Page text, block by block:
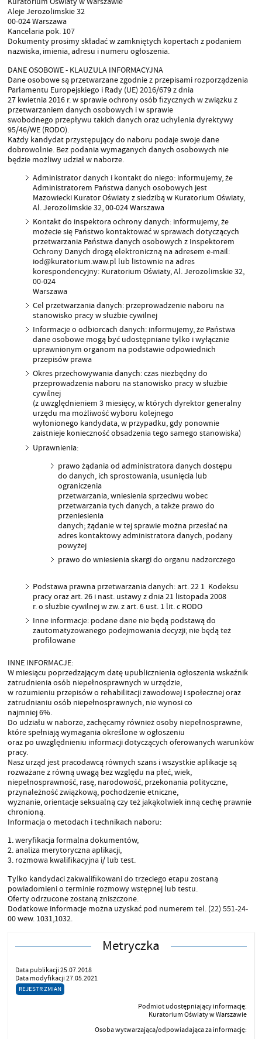
Aleje Jerozolimskie 32
00-024 Warszawa
Kancelaria pok. 107
Dokumenty prosimy składać w zamkniętych kopertach z podaniem
nazwiska, imienia, adresu i numeru ogłoszenia.
DANE OSOBOWE - KLAUZULA INFORMACYJNA
Dane osobowe są przetwarzane zgodnie z przepisami rozporządzenia
Parlamentu Europejskiego i Rady (UE) 2016/679 z dnia
27 kwietnia 2016 r. w sprawie ochrony osób ﬁzycznych w związku z
przetwarzaniem danych osobowych i w sprawie
swobodnego przepływu takich danych oraz uchylenia dyrektywy
95/46/WE (RODO).
Każdy kandydat przystępujący do naboru podaje swoje dane
dobrowolnie. Bez podania wymaganych danych osobowych nie
będzie możliwy udział w naborze.
Administrator danych i kontakt do niego: informujemy, że
Administratorem Państwa danych osobowych jest
Mazowiecki Kurator Oświaty z siedzibą w Kuratorium Oświaty,
Al. Jerozolimskie 32, 00-024 Warszawa
Kontakt do inspektora ochrony danych: informujemy, że
możecie się Państwo kontaktować w sprawach dotyczących
przetwarzania Państwa danych osobowych z Inspektorem
Ochrony Danych drogą elektroniczną na adresem e-mail:
iod@kuratorium.waw.pl lub listownie na adres
korespondencyjny: Kuratorium Oświaty, Al. Jerozolimskie 32,
00-024
Warszawa
Cel przetwarzania danych: przeprowadzenie naboru na
stanowisko pracy w służbie cywilnej
Informacje o odbiorcach danych: informujemy, że Państwa
dane osobowe mogą być udostępniane tylko i wyłącznie
uprawnionym organom na podstawie odpowiednich
przepisów prawa
Okres przechowywania danych: czas niezbędny do
przeprowadzenia naboru na stanowisko pracy w służbie
cywilnej
(z uwzględnieniem 3 miesięcy, w których dyrektor generalny
urzędu ma możliwość wyboru kolejnego
wyłonionego kandydata, w przypadku, gdy ponownie
zaistnieje konieczność obsadzenia tego samego stanowiska)
Uprawnienia:
prawo żądania od administratora danych dostępu
do danych, ich sprostowania, usunięcia lub
ograniczenia
przetwarzania, wniesienia sprzeciwu wobec
przetwarzania tych danych, a także prawo do
przeniesienia
danych; żądanie w tej sprawie można przesłać na
adres kontaktowy administratora danych, podany
powyżej
prawo do wniesienia skargi do organu nadzorczego
Podstawa prawna przetwarzania danych: art. 22 1 Kodeksu
pracy oraz art. 26 i nast. ustawy z dnia 21 listopada 2008
r. o służbie cywilnej w zw. z art. 6 ust. 1 lit. c RODO
Inne informacje: podane dane nie będą podstawą do
zautomatyzowanego podejmowania decyzji; nie będą też
proﬁlowane
INNE INFORMACJE:
W miesiącu poprzedzającym datę upublicznienia ogłoszenia wskaźnik
zatrudnienia osób niepełnosprawnych w urzędzie,
w rozumieniu przepisów o rehabilitacji zawodowej i społecznej oraz
zatrudnianiu osób niepełnosprawnych, nie wynosi co
najmniej 6%.
Do udziału w naborze, zachęcamy również osoby niepełnosprawne,
które spełniają wymagania określone w ogłoszeniu
oraz po uwzględnieniu informacji dotyczących oferowanych warunków
pracy.
Nasz urząd jest pracodawcą równych szans i wszystkie aplikacje są
rozważane z równą uwagą bez względu na płeć, wiek,
niepełnosprawność, rasę, narodowość, przekonania polityczne,
przynależność związkową, pochodzenie etniczne,
wyznanie, orientacje seksualną czy też jakąkolwiek inną cechę prawnie
chronioną.
Informacja o metodach i technikach naboru:
1. weryﬁkacja formalna dokumentów,
2. analiza merytoryczna aplikacji,
3. rozmowa kwaliﬁkacyjna i/ lub test.
Tylko kandydaci zakwaliﬁkowani do trzeciego etapu zostaną
powiadomieni o terminie rozmowy wstępnej lub testu.
Oferty odrzucone zostaną zniszczone.
Dodatkowe informacje można uzyskać pod numerem tel. (22) 551-24-
00 wew. 1031,1032.
Metryczka
Data publikacji 25.07.2018
Data modyfikacji 27.05.2021
REJESTR ZMIAN
Podmiot udostępniający informację:
Kuratorium Oświaty w Warszawie
Osoba wytwarzająca/odpowiadająca za informację: